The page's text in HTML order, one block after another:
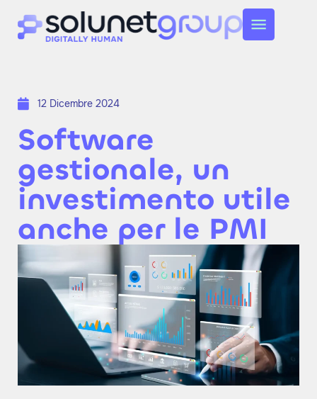
12 Dicembre 2024
Software
gestionale, un
investimento utile
anche per le PMI